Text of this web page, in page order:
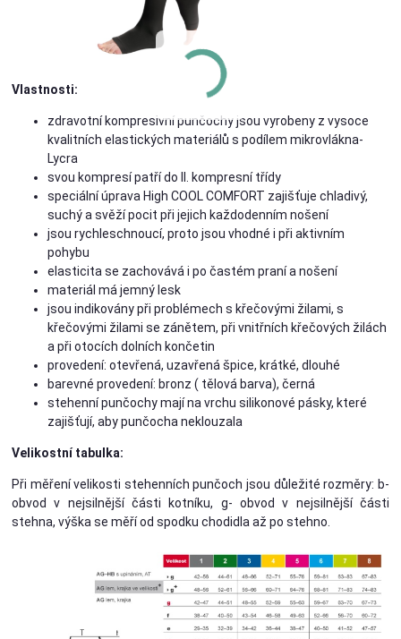
Vlastnosti:
zdravotní kompresivní punčochy jsou vyrobeny z vysoce
kvalitních elastických materiálů s podílem mikrovlákna-
Lycra
svou kompresí patří do II. kompresní třídy
speciální úprava High COOL COMFORT zajišťuje chladivý,
suchý a svěží pocit při jejich každodenním nošení
jsou rychleschnoucí, proto jsou vhodné i při aktivním
pohybu
elasticita se zachovává i po častém praní a nošení
materiál má jemný lesk
jsou indikovány při problémech s křečovými žilami, s
křečovými žilami se zánětem, při vnitřních křečových žilách
a při otocích dolních končetin
provedení: otevřená, uzavřená špice, krátké, dlouhé
barevné provedení: bronz ( tělová barva), černá
stehenní punčochy mají na vrchu silikonové pásky, které
zajišťují, aby punčocha neklouzala
Velikostní tabulka:
Při měření velikosti stehenních punčoch jsou důležité rozměry: b-
obvod v nejsilnější části kotníku, g- obvod v nejsilnější části
stehna, výška se měří od spodku chodidla až po stehno.